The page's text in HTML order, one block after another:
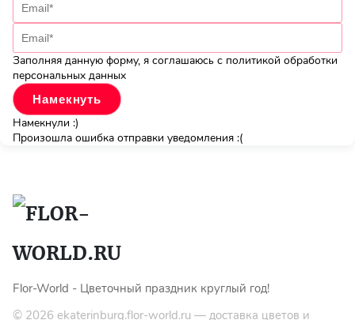
Заполняя данную форму, я соглашаюсь с политикой обработки
персональных данных
Намекнули :)
Произошла ошибка отправки уведомления :(
Flor-World - Цветочный праздник круглый год!
© 2026 ekaterinburg.flor-world.ru — доставка цветов и